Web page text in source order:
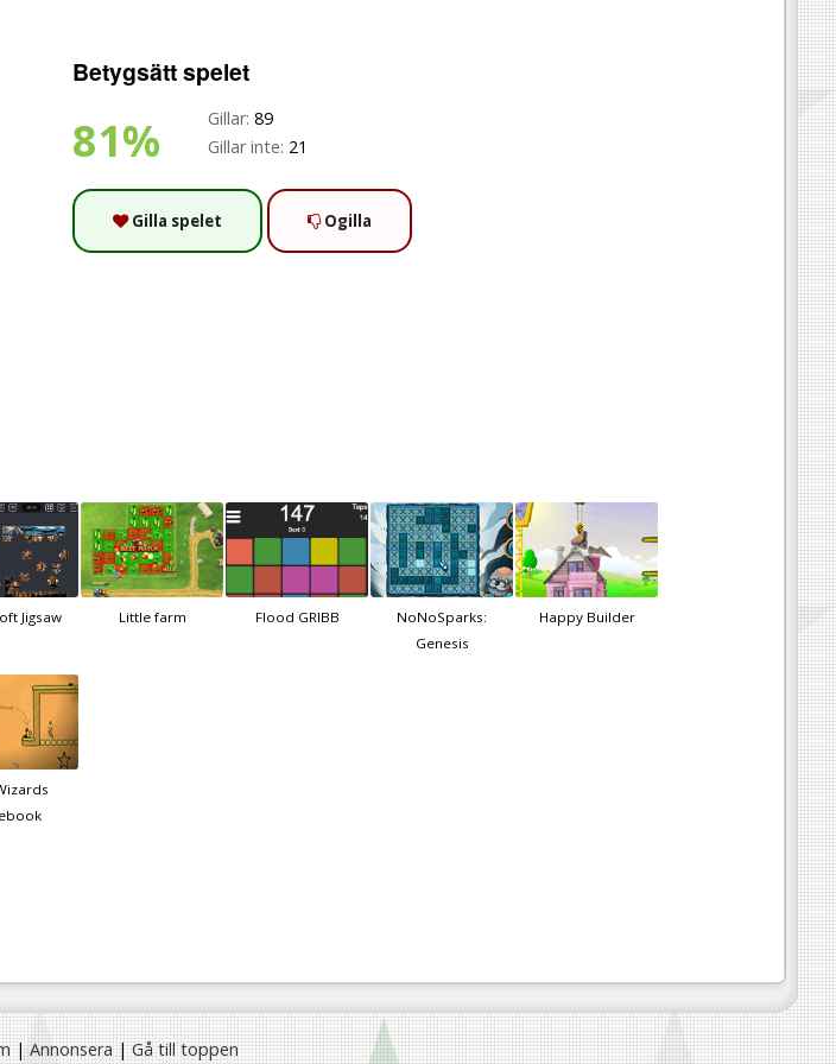
Betygsätt spelet
81% Gillar: 89
Gillar inte: 21
Gilla spelet Ogilla
Jigsaw Little farm Flood GRIBB
NoNoSparks:
Genesis
Happy Builder
|Annonsera|Gå till toppen